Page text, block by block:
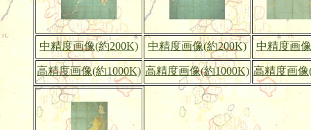
中精度画像(約200K) 中精度画像(約200K) 中精度画
高精度画像(約1000K) 高精度画像(約1000K) 高精度画像